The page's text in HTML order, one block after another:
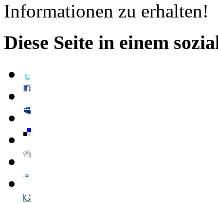
Informationen zu erhalten!
Diese Seite in einem